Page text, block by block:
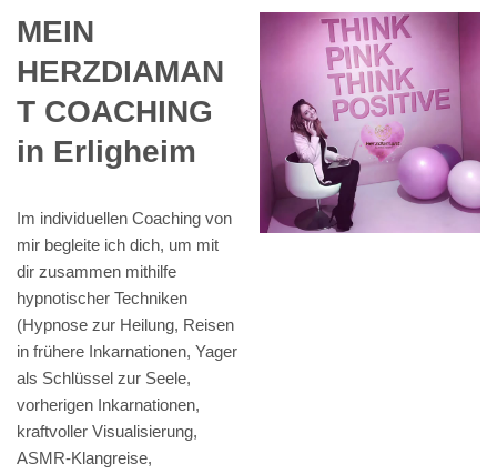
MEIN
HERZDIAMAN
T COACHING
in Erligheim
Im individuellen Coaching von
mir begleite ich dich, um mit
dir zusammen mithilfe
hypnotischer Techniken
(Hypnose zur Heilung, Reisen
in frühere Inkarnationen, Yager
als Schlüssel zur Seele,
vorherigen Inkarnationen,
kraftvoller Visualisierung,
ASMR-Klangreise,